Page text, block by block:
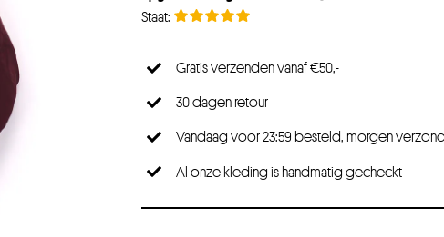
Gratis verzenden vanaf €50,-
30 dagen retour
Vandaag voor 23:59 besteld, morgen
Al onze kleding is handmatig gecheckt